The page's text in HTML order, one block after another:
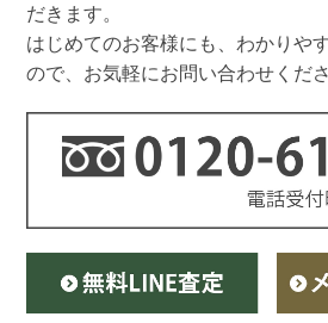
だきます。
はじめてのお客様にも、わかりや
ので、お気軽にお問い合わせくださ